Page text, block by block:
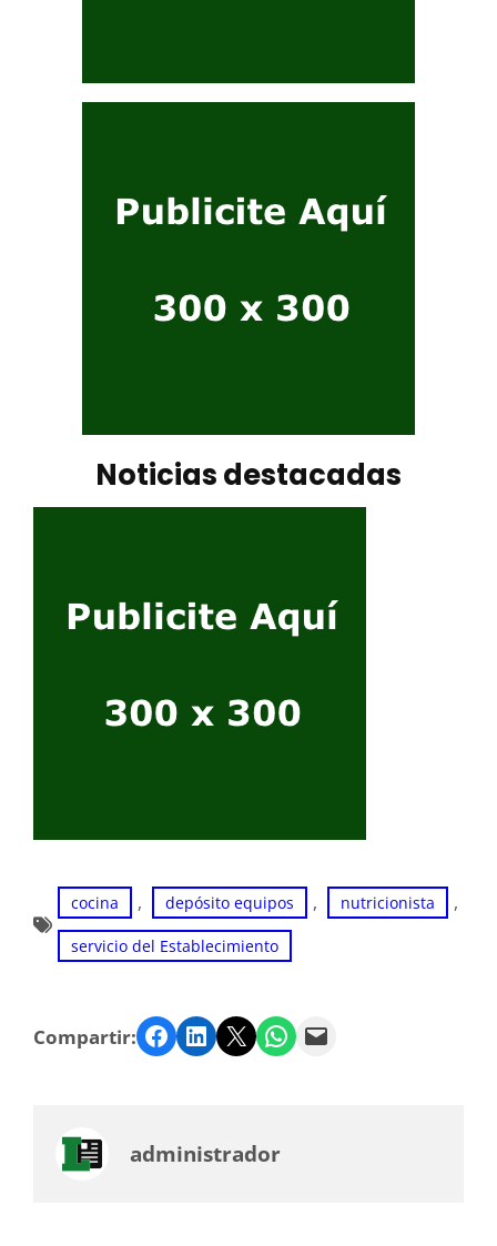
Noticias destacadas
cocina , depósito equipos , nutricionista ,
servicio del Establecimiento
Compartir: Facebook LinkedIn Twitter WhatsApp Email
administrador